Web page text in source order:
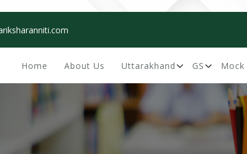
Home About Us Uttarakhand GS Mock